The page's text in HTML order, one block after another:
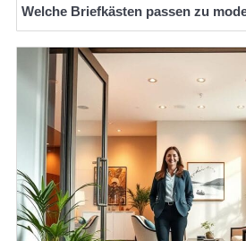
Welche Briefkästen passen zu